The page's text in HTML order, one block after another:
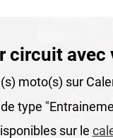
circuit
moto(s) sur
type
sur le